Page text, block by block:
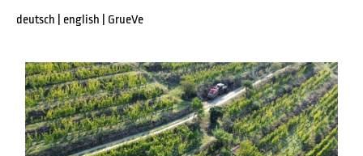
deutsch english GrueVe